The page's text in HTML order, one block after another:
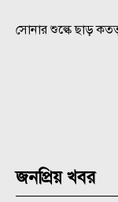
সোনার শুল্কে ছাড়
জনপ্রিয় খবর